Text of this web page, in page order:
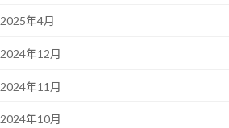
2025年4月
2024年12月
2024年11月
2024年10月